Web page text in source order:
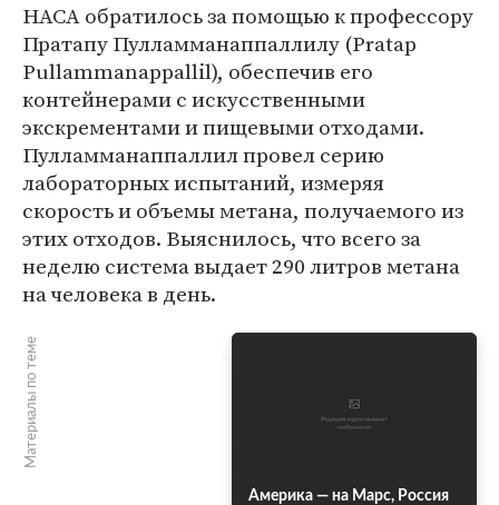
НАСА обратилось за помощью к профессору
Пратапу Пулламманаппаллилу (Pratap
Pullammanappallil), обеспечив его
контейнерами с искусственными
экскрементами и пищевыми отходами.
Пулламманаппаллил провел серию
лабораторных испытаний, измеряя
скорость и объемы метана, получаемого из
этих отходов. Выяснилось, что всего за
неделю система выдает 290 литров метана
на человека в день.
Материалы по теме
Америка — на Марс, Россия